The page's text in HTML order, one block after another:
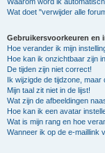
Wat doet "verwijder alle
Gebruikersvoorkeuren en
Hoe verander ik mijn
Hoe kan ik onzichtbaar zijn
De tijden zijn niet correct!
Ik wijzigde de tijdzone,
Mijn taal zit niet in de lijst!
Wat zijn de afbeeldingen
Hoe kan ik een avatar
Wat is mijn rang en hoe
Wanneer ik op de e-maillink